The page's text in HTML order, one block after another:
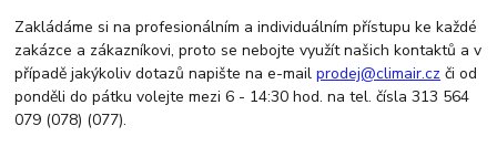
Zakládáme si na profesionálním a individuálním přístupu ke každé
zakázce a zákazníkovi, proto se nebojte využít našich kontaktů a v
případě jakýkoliv dotazů napište na e-mailprodej@climair.cz či od
ponděli do pátku volejte mezi 6 - 14:30 hod. na tel. čísla 313 564
079 (078) (077).